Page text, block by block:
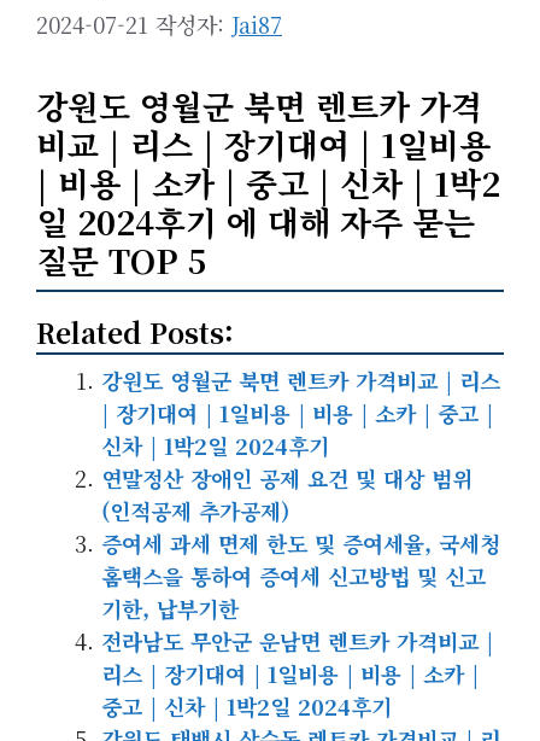
2024-07-21 작성자: Jai87
강원도 영월군 북면 렌트카 가격
비교 | 리스 | 장기대여 | 1일비용
| 비용 | 소카 | 중고 | 신차 | 1박2
일 2024후기 에 대해 자주 묻는
질문 TOP 5
Related Posts:
강원도 영월군 북면 렌트카 가격비교 | 리스
| 장기대여 | 1일비용 | 비용 | 소카 | 중고 |
신차 | 1박2일 2024후기
연말정산 장애인 공제 요건 및 대상 범위
(인적공제 추가공제)
증여세 과세 면제 한도 및 증여세율, 국세청
홈택스을 통하여 증여세 신고방법 및 신고
기한, 납부기한
전라남도 무안군 운남면 렌트카 가격비교 |
리스 | 장기대여 | 1일비용 | 비용 | 소카 |
중고 | 신차 | 1박2일 2024후기